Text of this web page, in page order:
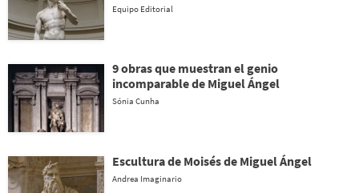
Equipo Editorial
9 obras que muestran el genio
incomparable de Miguel Ángel
Sónia Cunha
Escultura de Moisés de Miguel Ángel
Andrea Imaginario